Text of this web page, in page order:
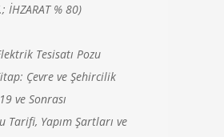
İHZARAT % 80)
Tesisatı Pozu
Çevre ve Şehircilik
ve Sonrası
Tarifi, Yapım Şartları ve